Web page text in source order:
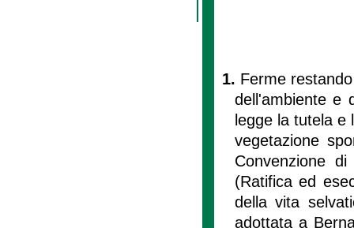
1. Ferme
dell'ambiente e
legge la tutela
vegetazione
Convenzione
(Ratifica ed
della vita
adottata a